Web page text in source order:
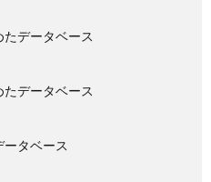
データベース
データベース
タベース